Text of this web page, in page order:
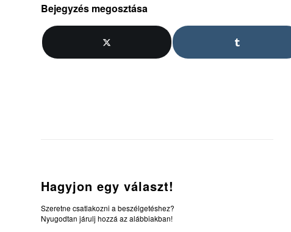
Bejegyzés megosztása
Hagyjon egy választ!
Szeretne csatlakozni a beszélgetéshez?
Nyugodtan járulj hozzá az alábbiakban!